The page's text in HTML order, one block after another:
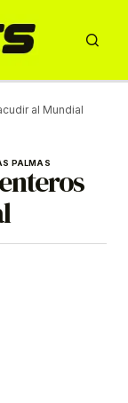
al Mundial
PALMAS